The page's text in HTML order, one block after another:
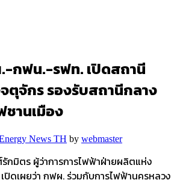
กฟน.-รฟท. เปิดสถานี
ตุจักร รองรับสถานีกลาง
านเมือง
News TH by webmaster
มิตร ผู้ว่าการการไฟฟ้าฝ่ายผลิตแห่ง
ปิดเผยว่า กฟผ. ร่วมกับการไฟฟ้านครหลวง